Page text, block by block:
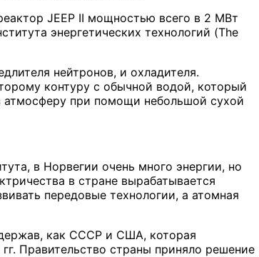
JEEP II мощностью всего в 2 МВт
энергетических технологий (The
нейтронов, и охладителя.
контуру с обычной водой, который
атмосферу при помощи небольшой сухой
в Норвегии очень много энергии, но
в стране вырабатывается
передовые технологии, а атомная
как СССР и США, которая
Правительство страны приняло решение